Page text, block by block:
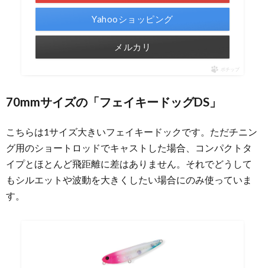
Yahooショッピング
メルカリ
ポチップ
70mmサイズの「フェイキードッグDS」
こちらは1サイズ大きいフェイキードックです。ただチニン
グ用のショートロッドでキャストした場合、コンパクトタ
イプとほとんど飛距離に差はありません。それでどうして
もシルエットや波動を大きくしたい場合にのみ使っていま
す。